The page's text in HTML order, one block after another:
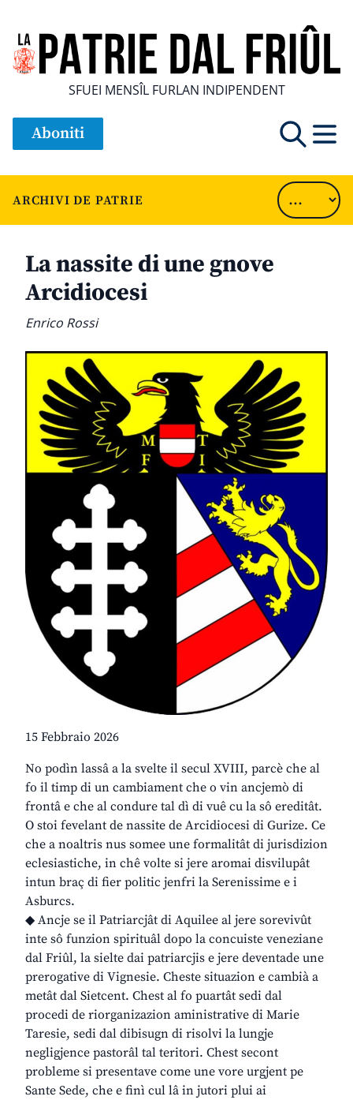
SFUEI MENSÎL FURLAN INDIPENDENT
Aboniti
ARCHIVI DE PATRIE
La nassite di une gnove
Arcidiocesi
Enrico Rossi
15 Febbraio 2026
No podìn lassâ a la svelte il secul XVIII, parcè che al
fo il timp di un cambiament che o vin ancjemò di
frontâ e che al condure tal dì di vuê cu la sô ereditât.
O stoi fevelant de nassite de Arcidiocesi di Gurize. Ce
che a noaltris nus somee une formalitât di jurisdizion
eclesiastiche, in chê volte si jere aromai disvilupât
intun braç di fier politic jenfri la Serenissime e i
Asburcs.
◆ Ancje se il Patriarcjât di Aquilee al jere sorevivût
inte sô funzion spirituâl dopo la concuiste veneziane
dal Friûl, la sielte dai patriarcjis e jere deventade une
prerogative di Vignesie. Cheste situazion e cambià a
metât dal Sietcent. Chest al fo puartât sedi dal
procedi de riorganizazion aministrative di Marie
Taresie, sedi dal dibisugn di risolvi la lungje
negligjence pastorâl tal teritori. Chest secont
probleme si presentave come une vore urgjent pe
Sante Sede, che e finì cul lâ in jutori plui ai